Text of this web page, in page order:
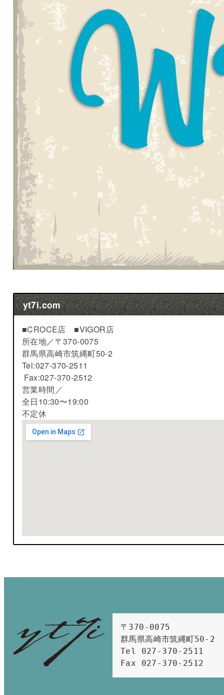
yt7i.com
■CROCE店 ■VIGOR店
所在地／〒370-0075
群馬県高崎市筑縄町50-2
Tel:027-370-2511
Fax:027-370-2512
営業時間／
全日10:30〜19:00
不定休
〒370-0075
群馬県高崎市筑縄町50-2
Tel 027-370-2511
Fax 027-370-2512